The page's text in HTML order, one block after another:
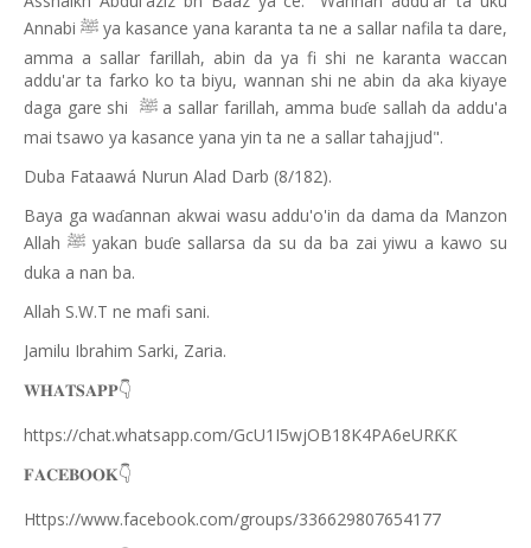
Annabiﷺ ya kasance yana karanta ta ne a sallar nafila ta dare,
amma a sallar farillah, abin da ya fi shi ne karanta waccan
addu'ar ta farko ko ta biyu, wannan shi ne abin da aka kiyaye
daga gare shi
ﷺa sallar farillah, amma buɗe sallah da addu'a
mai tsawo ya kasance yana yin ta ne a sallar tahajjud".
Duba Fataawá Nurun Alad Darb (8/182).
Baya ga waɗannan akwai wasu addu'o'in da dama da Manzon
Allah ﷺyakan buɗe sallarsa da su da ba zai yiwu a kawo su
duka a nan ba.
Allah S.W.T ne mafi sani.
Jamilu Ibrahim Sarki, Zaria.
𝐖𝐇𝐀𝐓𝐒𝐀𝐏𝐏👇
https://chat.whatsapp.com/GcU1I5wjOB18K4PA6eURƘƘ
𝐅𝐀𝐂𝐄𝐁𝐎𝐎𝐊👇
Https://www.facebook.com/groups/336629807654177